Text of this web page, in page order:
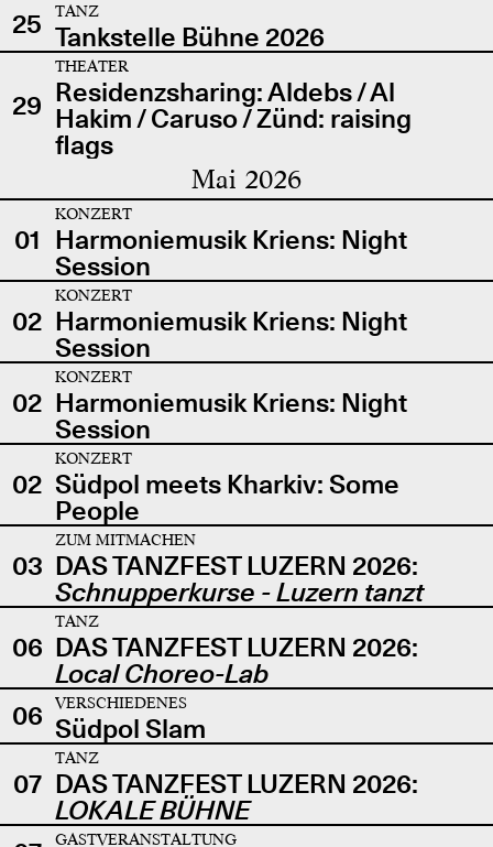
25
TANZ
Tankstelle Bühne 2026
29
THEATER
Residenzsharing: Aldebs / Al
Hakim / Caruso / Zünd: raising
flags
Mai 2026
01
KONZERT
Harmoniemusik Kriens: Night
Session
02
KONZERT
Harmoniemusik Kriens: Night
Session
02
KONZERT
Harmoniemusik Kriens: Night
Session
02
KONZERT
Südpol meets Kharkiv: Some
People
03
ZUM MITMACHEN
DAS TANZFEST LUZERN 2026:
Schnupperkurse - Luzern tanzt
06
TANZ
DAS TANZFEST LUZERN 2026:
Local Choreo-Lab
06
VERSCHIEDENES
Südpol Slam
07
TANZ
DAS TANZFEST LUZERN 2026:
LOKALE BÜHNE
GASTVERANSTALTUNG